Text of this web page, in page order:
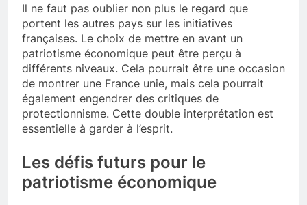
Il ne faut pas oublier non plus le regard que
portent les autres pays sur les initiatives
françaises. Le choix de mettre en avant un
patriotisme économique peut être perçu à
différents niveaux. Cela pourrait être une occasion
de montrer une France unie, mais cela pourrait
également engendrer des critiques de
protectionnisme. Cette double interprétation est
essentielle à garder à l’esprit.
Les défis futurs pour le
patriotisme économique